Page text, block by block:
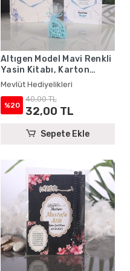
Altıgen Model Mavi Renkli
Yasin Kitabı, Karton
Çanta ve Tesbih - Mevlüt
Hediyelikleri
Mevlüt Hediyelikleri
%20
40,00 TL
32,00 TL
Sepete Ekle